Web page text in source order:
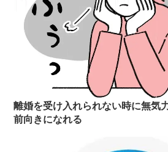
離婚を受け入れられない時に無気
前向きになれる